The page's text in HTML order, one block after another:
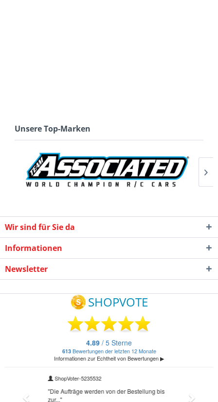
Unsere Top-Marken
Wir sind für Sie da
Informationen
Newsletter